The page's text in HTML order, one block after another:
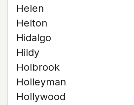
Helen
Helton
Hidalgo
Hildy
Holbrook
Holleyman
Hollywood